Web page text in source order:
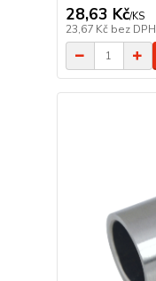
28,63 Kč/KS
23,67 Kč bez DPH